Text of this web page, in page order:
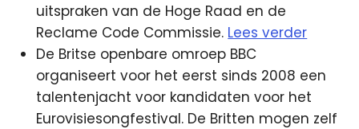
uitspraken van de Hoge Raad en de
Reclame Code Commissie. Lees verder
De Britse openbare omroep BBC
organiseert voor het eerst sinds 2008 een
talentenjacht voor kandidaten voor het
Eurovisiesongfestival. De Britten mogen zelf